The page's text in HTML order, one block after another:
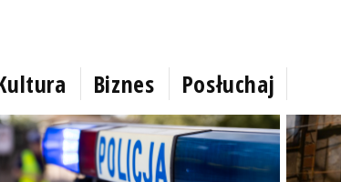
Biznes Posłuchaj